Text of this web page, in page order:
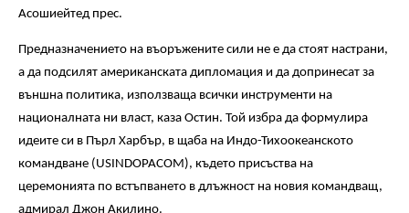
Асошиейтед прес.
Предназначението на въоръжените сили не е да стоят настрани,
а да подсилят американската дипломация и да допринесат за
външна политика, използваща всички инструменти на
националната ни власт, каза Остин. Той избра да формулира
идеите си в Пърл Харбър, в щаба на Индо-Тихоокеанското
командване (USINDOPACOM), където присъства на
церемонията по встъпването в длъжност на новия командващ,
адмирал Джон Акилино.